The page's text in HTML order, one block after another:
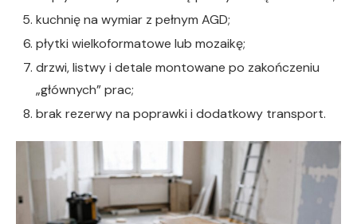
kuchnię na wymiar z pełnym AGD;
płytki wielkoformatowe lub mozaikę;
drzwi, listwy i detale montowane po zakończeniu
„głównych” prac;
brak rezerwy na poprawki i dodatkowy transport.